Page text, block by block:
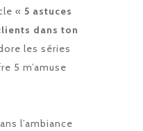
« 5 astuces
dans ton
les séries
5 m’amuse
l’ambiance